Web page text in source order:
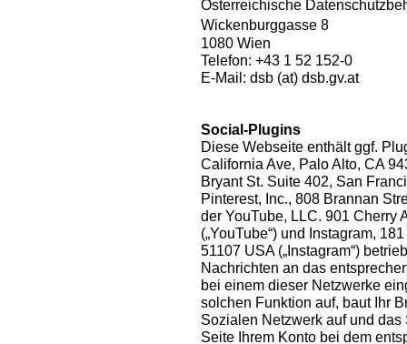
Österreichische
Wickenburggasse 8
1080 Wien
Telefon: +43 1 52 152-0
E-Mail: dsb (at) dsb.gv.at
Social-Plugins
Diese Webseite enthält ggf.
California Ave, Palo Alto, CA
Bryant St. Suite 402, San
Pinterest, Inc., 808 Brannan
der YouTube, LLC. 901 Cherry
(„YouTube“) und Instagram,
51107 USA („Instagram“)
Nachrichten an das
bei einem dieser Netzwerke
solchen Funktion auf, baut Ihr
Sozialen Netzwerk auf und
Seite Ihrem Konto bei dem